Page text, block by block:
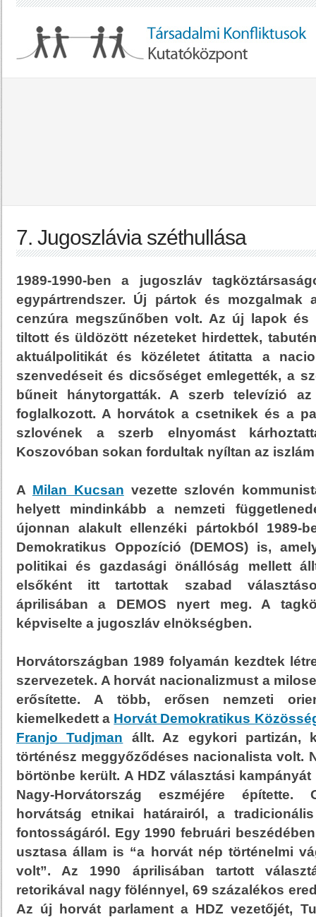
7. Jugoszlávia széthullása
1989-1990-ben a jugoszláv
egypártrendszer. Új pártok és mozgalmak
cenzúra megszűnőben volt. Az új lapok és
tiltott és üldözött nézeteket hirdettek,
aktuálpolitikát és közéletet átitatta a
szenvedéseit és dicsőséget emlegették, a
bűneit hánytorgatták. A szerb televízió
foglalkozott. A horvátok a csetnikek és a
szlovének a szerb elnyomást
Koszovóban sokan fordultak nyíltan az
A Milan Kucsan vezette szlovén
helyett mindinkább a nemzeti
újonnan alakult ellenzéki pártokból 1989-
Demokratikus Oppozíció (DEMOS) is,
politikai és gazdasági önállóság mellett
elsőként itt tartottak szabad
áprilisában a DEMOS nyert meg. A
képviselte a jugoszláv elnökségben.
Horvátországban 1989 folyamán kezdtek
szervezetek. A horvát nacionalizmust a
erősítette.
A több, erősen nemzeti
kiemelkedett a Horvát Demokratikus
Franjo Tudjman állt. Az egykori partizán,
történész meggyőződéses nacionalista volt.
börtönbe került. A HDZ választási
Nagy-Horvátország eszméjére
horvátság etnikai határairól, a
fontosságáról. Egy 1990 februári
usztasa állam is “a horvát nép történelmi
volt”. Az 1990 áprilisában tartott
retorikával nagy fölénnyel, 69 százalékos
Az új horvát parlament a HDZ vezetőjét,